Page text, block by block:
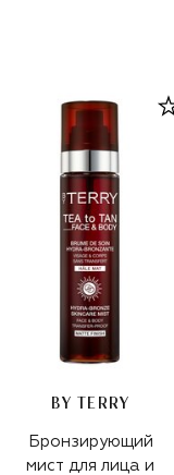
BY TERRY
Бронзирующий
мист для лица и